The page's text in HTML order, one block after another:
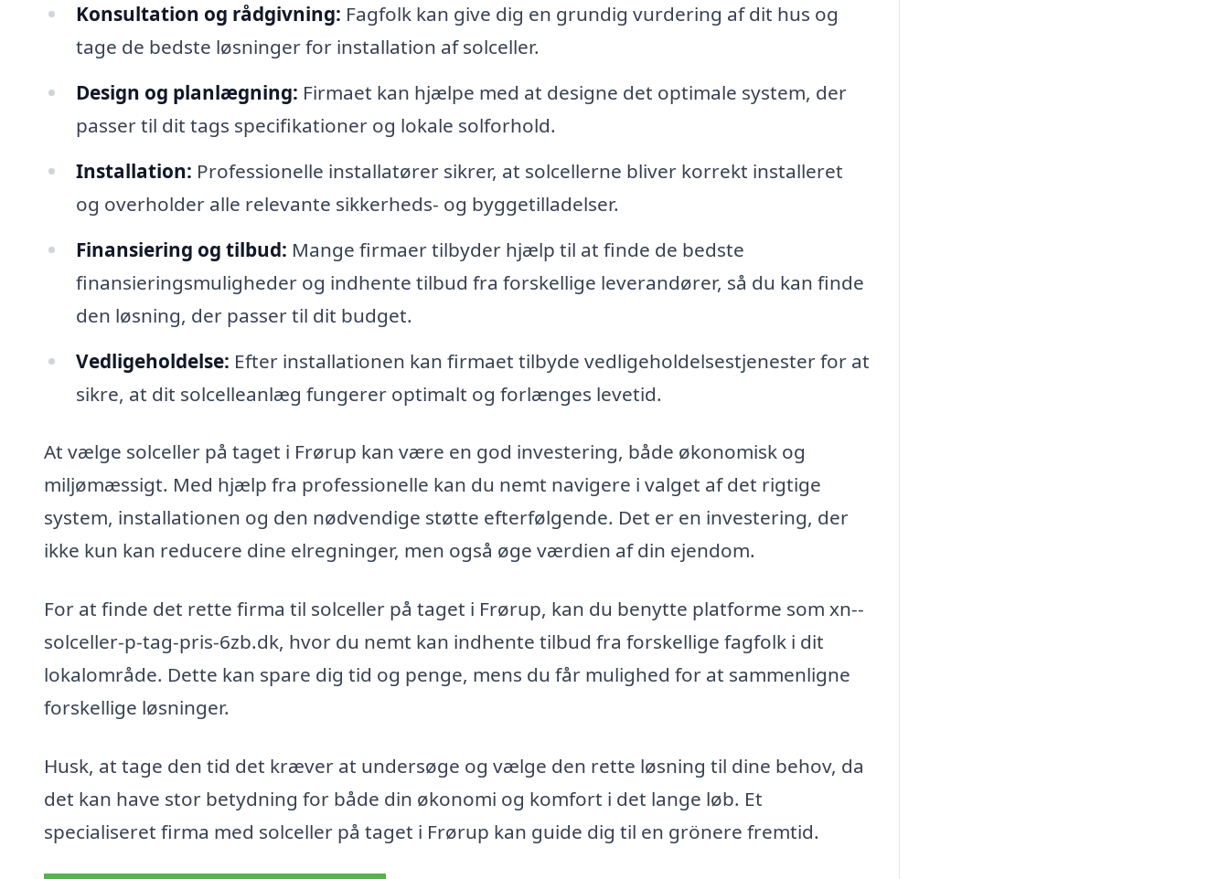
Konsultation og rådgivning: Fagfolk kan give dig en grundig vurdering af dit hus og
tage de bedste løsninger for installation af solceller.
Design og planlægning: Firmaet kan hjælpe med at designe det optimale system, der
passer til dit tags specifikationer og lokale solforhold.
Installation: Professionelle installatører sikrer, at solcellerne bliver korrekt installeret
og overholder alle relevante sikkerheds- og byggetilladelser.
Finansiering og tilbud: Mange firmaer tilbyder hjælp til at finde de bedste
finansieringsmuligheder og indhente tilbud fra forskellige leverandører, så du kan finde
den løsning, der passer til dit budget.
Vedligeholdelse: Efter installationen kan firmaet tilbyde vedligeholdelsestjenester for at
sikre, at dit solcelleanlæg fungerer optimalt og forlænges levetid.
At vælge solceller på taget i Frørup kan være en god investering, både økonomisk og
miljømæssigt. Med hjælp fra professionelle kan du nemt navigere i valget af det rigtige
system, installationen og den nødvendige støtte efterfølgende. Det er en investering, der
ikke kun kan reducere dine elregninger, men også øge værdien af din ejendom.
For at finde det rette firma til solceller på taget i Frørup, kan du benytte platforme som xn--
solceller-p-tag-pris-6zb.dk, hvor du nemt kan indhente tilbud fra forskellige fagfolk i dit
lokalområde. Dette kan spare dig tid og penge, mens du får mulighed for at sammenligne
forskellige løsninger.
Husk, at tage den tid det kræver at undersøge og vælge den rette løsning til dine behov, da
det kan have stor betydning for både din økonomi og komfort i det lange løb. Et
specialiseret firma med solceller på taget i Frørup kan guide dig til en grönere fremtid.